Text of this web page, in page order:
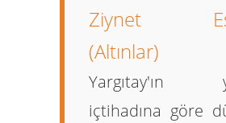
Ziynet
(Altınlar)
Yargıtay'ın
içtihadına göre